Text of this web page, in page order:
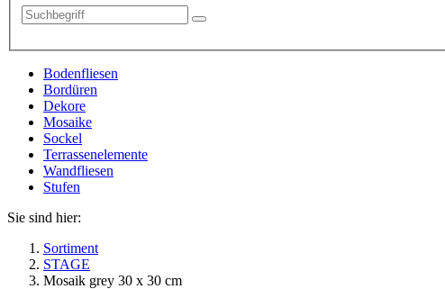
Bodenfliesen
Bordüren
Dekore
Mosaike
Sockel
Terrassenelemente
Wandfliesen
Stufen
Sie sind hier:
Sortiment
STAGE
Mosaik grey 30 x 30 cm